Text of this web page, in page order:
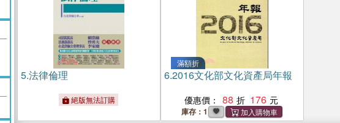
5.法律倫理
絕版無法訂購
滿額折
6.2016文化部文化資產局年報
優惠價： 88 176
庫存：1